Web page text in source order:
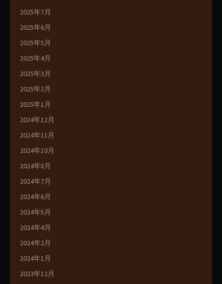
2025年7月
2025年6月
2025年5月
2025年4月
2025年3月
2025年2月
2025年1月
2024年12月
2024年11月
2024年10月
2024年8月
2024年7月
2024年6月
2024年5月
2024年4月
2024年2月
2024年1月
2023年12月